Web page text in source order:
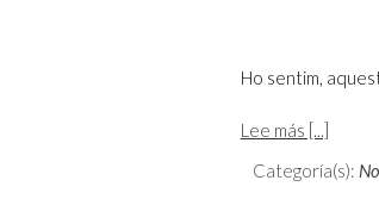
Ho sentim,
Lee más [...]
Categoría(s):